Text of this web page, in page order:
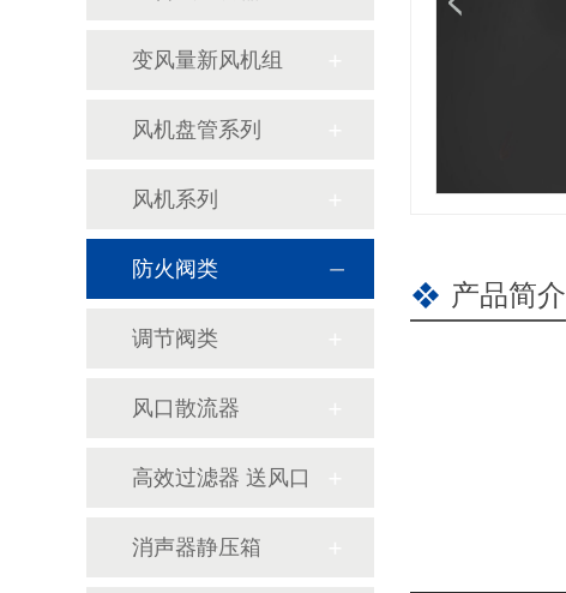
变风量新风机组
风机盘管系列
风机系列
防火阀类
调节阀类
风口散流器
高效过滤器 送风口
消声器静压箱
产品简介